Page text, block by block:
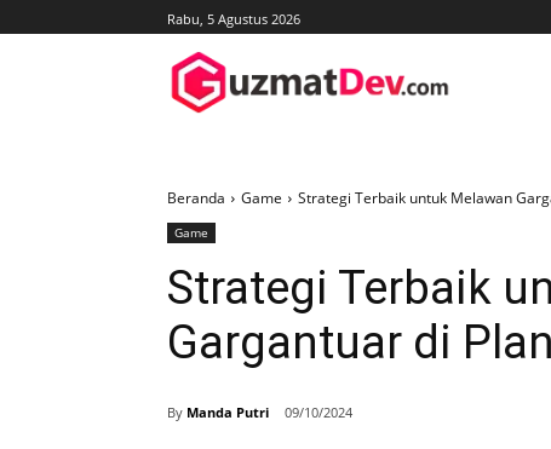
Rabu, 5 Agustus 2026
Beranda Game Strategi Terbaik untuk Melawan
Game
Strategi Terbaik
Gargantuar di
By Manda Putri 09/10/2024